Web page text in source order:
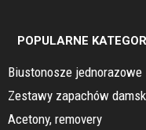
POPULARNE
Biustonosze jednorazowe
Zestawy zapachów
Acetony, removery